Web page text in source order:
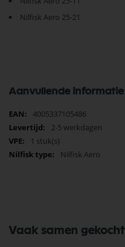
Nilfisk Aero 25-21
Aanvullende informatie
Meer
informatie
4005337105486
2-5 werkdagen
1 stuk(s)
Nilfisk Aero
Vaak samen gekocht